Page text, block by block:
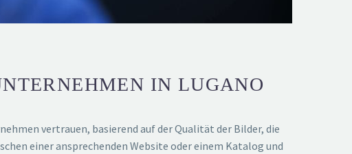
IN LUGANO
vertrauen, basierend auf der Qualität der Bilder, die
einer ansprechenden Website oder einem Katalog und